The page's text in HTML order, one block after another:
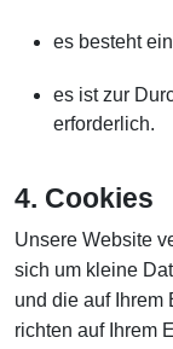
es besteht
es ist zur
erforderlich.
4. Cookies
Unsere Website
sich um kleine
und die auf Ihrem
richten auf Ihrem